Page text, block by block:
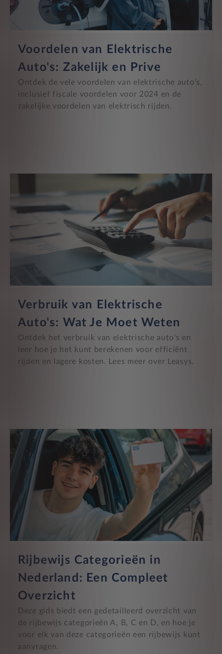
Voordelen van Elektrische
Auto's: Zakelijk en Prive
Ontdek de vele voordelen van elektrische auto's,
inclusief fiscale voordelen voor 2024 en de
zakelijke voordelen van elektrisch rijden.
Verbruik van Elektrische
Auto's: Wat Je Moet Weten
Ontdek het verbruik van elektrische auto's en
leer hoe je het kunt berekenen voor efficiënt
rijden en lagere kosten. Lees meer over Leasys.
Rijbewijs Categorieën in
Nederland: Een Compleet
Overzicht
Deze gids biedt een gedetailleerd overzicht van
de rijbewijs categorieën A, B, C en D, en hoe je
voor elk van deze categorieën een rijbewijs kunt
aanvragen.